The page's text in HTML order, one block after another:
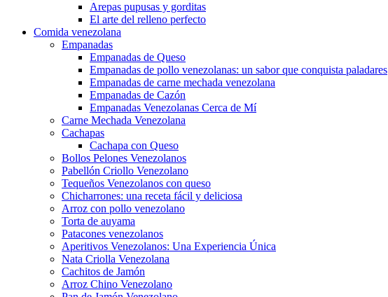
Arepas pupusas y gorditas
El arte del relleno perfecto
Comida venezolana
Empanadas
Empanadas de Queso
Empanadas de pollo venezolanas: un sabor que conquista paladares
Empanadas de carne mechada venezolana
Empanadas de Cazón
Empanadas Venezolanas Cerca de Mí
Carne Mechada Venezolana
Cachapas
Cachapa con Queso
Bollos Pelones Venezolanos
Pabellón Criollo Venezolano
Tequeños Venezolanos con queso
Chicharrones: una receta fácil y deliciosa
Arroz con pollo venezolano
Torta de auyama
Patacones venezolanos
Aperitivos Venezolanos: Una Experiencia Única
Nata Criolla Venezolana
Cachitos de Jamón
Arroz Chino Venezolano